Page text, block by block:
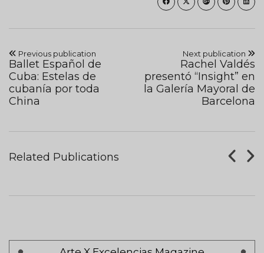
Previous publication
Ballet Español de
Cuba: Estelas de
cubanía por toda
China
Next publication
Rachel Valdés
presentó “Insight” en
la Galería Mayoral de
Barcelona
Related Publications
Tableros De Ajedrez
AUGUST 07, 2017
Pagination